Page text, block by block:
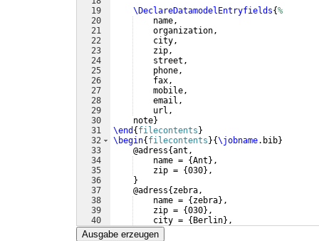
19
20
21
22
23
24
25
26
27
28
29
30
31
32
33
34
35
36
37
38
39
40
41
\DeclareDatamodelEntryfields{%
    name,
    organization,
    city,
    zip,
    street,
    phone,
    fax,
    mobile,
    email,
    url,
    note
}
\end { filecontents }
\begin{ filecontents }{\jobname.bib}
    @adress
{ant,
    name =
{Ant } ,
    zip =
{030} ,
}
    @adress
{ zebra,
    name =
{ zebra} ,
    zip =
{030} ,
    city =
{ Berlin} ,
}
Ausgabe erzeugen